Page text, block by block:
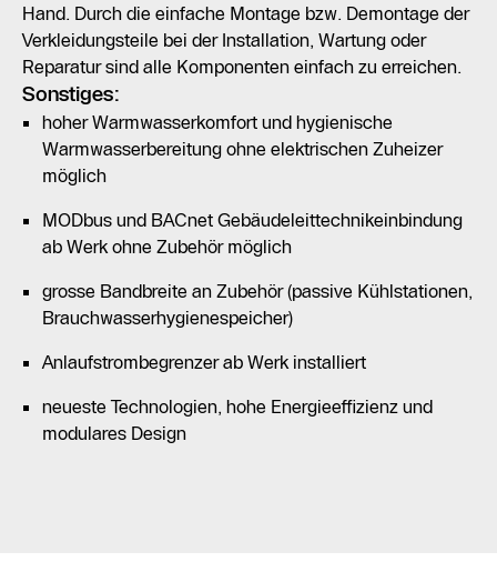
Hand. Durch die einfache Montage bzw. Demontage der
Verkleidungsteile bei der Installation, Wartung oder
Reparatur sind alle Komponenten einfach zu erreichen.
Sonstiges:
hoher Warmwasserkomfort und hygienische
Warmwasserbereitung ohne elektrischen Zuheizer
möglich
MODbus und BACnet Gebäudeleittechnikeinbindung
ab Werk ohne Zubehör möglich
grosse Bandbreite an Zubehör (passive Kühlstationen,
Brauchwasserhygienespeicher)
Anlaufstrombegrenzer ab Werk installiert
neueste Technologien, hohe Energieeffizienz und
modulares Design